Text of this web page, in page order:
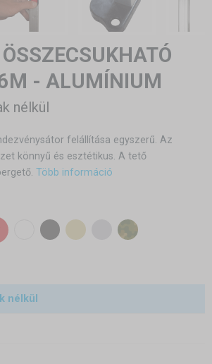
- ALUMÍNIUM
nélkül
felállítása egyszerű. Az
könnyű és esztétikus. A tető
Több információ
nélkül